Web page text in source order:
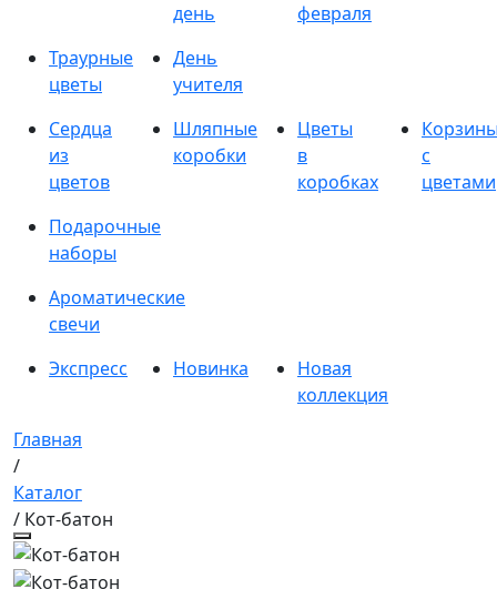
день
февраля
Траурные
цветы
День
учителя
Сердца
из
цветов
Шляпные
коробки
Цветы
в
коробках
с
цветами
Подарочные
наборы
Ароматические
свечи
Экспресс
Новинка
Новая
коллекция
Главная
/
Каталог
/ Кот-батон